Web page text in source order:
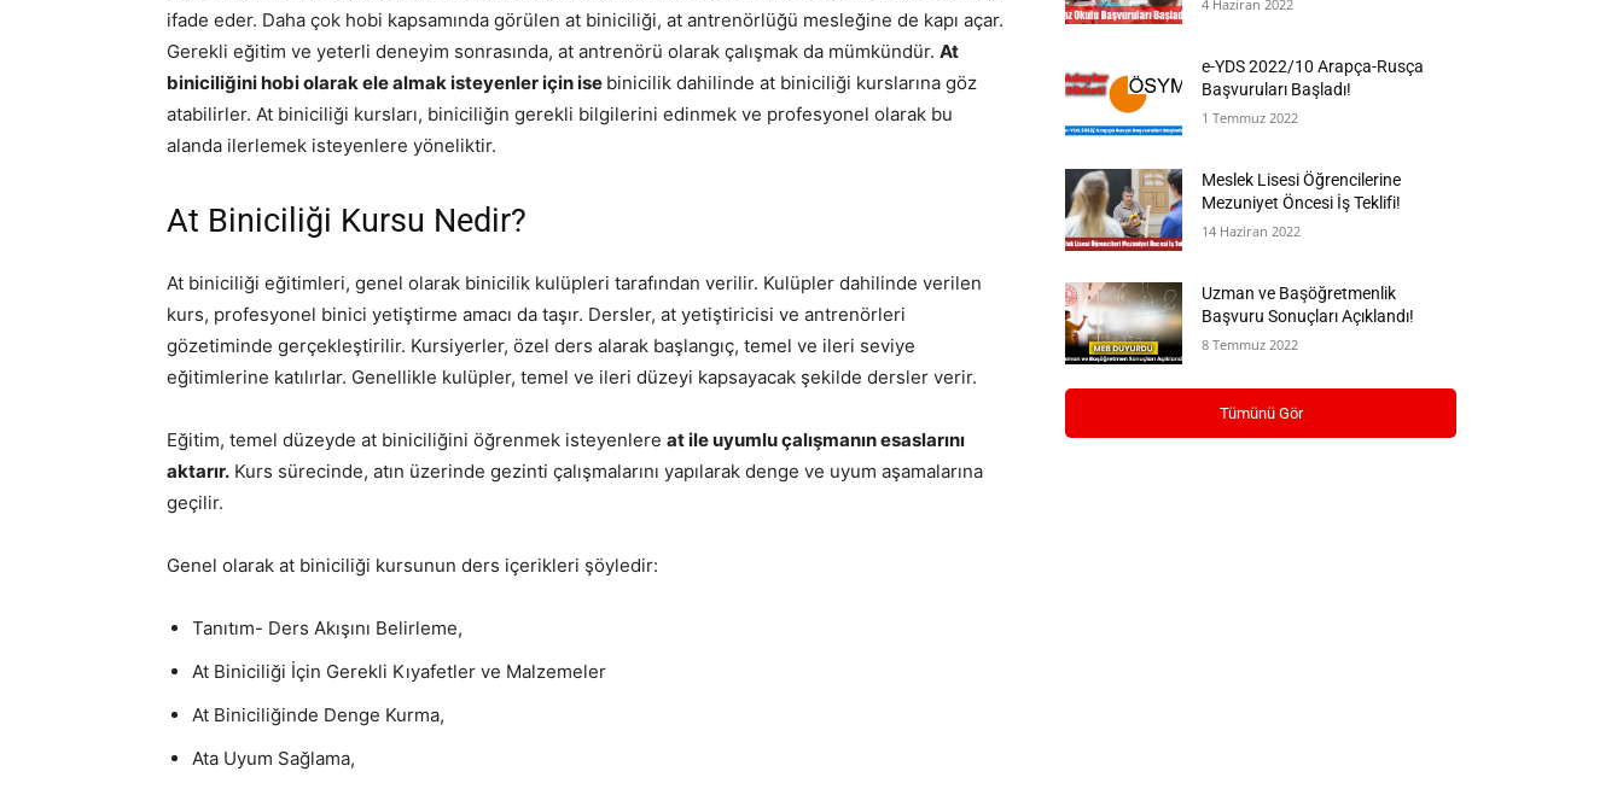
ifade eder. Daha çok hobi kapsamında görülen at biniciliği, at antrenörlüğü mesleğine de kapı açar.
Gerekli eğitim ve yeterli deneyim sonrasında, at antrenörü olarak çalışmak da mümkündür. At
biniciliğini hobi olarak ele almak isteyenler için ise binicilik dahilinde at biniciliği kurslarına göz
atabilirler. At biniciliği kursları, biniciliğin gerekli bilgilerini edinmek ve profesyonel olarak bu
alanda ilerlemek isteyenlere yöneliktir.
At Biniciliği Kursu Nedir?
At biniciliği eğitimleri, genel olarak binicilik kulüpleri tarafından verilir. Kulüpler dahilinde verilen
kurs, profesyonel binici yetiştirme amacı da taşır. Dersler, at yetiştiricisi ve antrenörleri
gözetiminde gerçekleştirilir. Kursiyerler, özel ders alarak başlangıç, temel ve ileri seviye
eğitimlerine katılırlar. Genellikle kulüpler, temel ve ileri düzeyi kapsayacak şekilde dersler verir.
Eğitim, temel düzeyde at biniciliğini öğrenmek isteyenlere at ile uyumlu çalışmanın esaslarını
aktarır. Kurs sürecinde, atın üzerinde gezinti çalışmalarını yapılarak denge ve uyum aşamalarına
geçilir.
Genel olarak at biniciliği kursunun ders içerikleri şöyledir:
Tanıtım- Ders Akışını Belirleme,
At Biniciliği İçin Gerekli Kıyafetler ve Malzemeler
At Biniciliğinde Denge Kurma,
Ata Uyum Sağlama,
4 Haziran 2022
e-YDS 2022/10 Arapça-Rusça
Başvuruları Başladı!
1 Temmuz 2022
Meslek Lisesi Öğrencilerine
Mezuniyet Öncesi İş Teklifi!
14 Haziran 2022
Uzman ve Başöğretmenlik
Başvuru Sonuçları Açıklandı!
8 Temmuz 2022
Tümünü Gör